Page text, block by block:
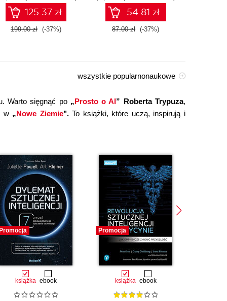
125.37 zł
199.00 zł (-37%)
technologiami OpenAI
dla zwiększenia
produktywności i
kreatywności. Wydanie II
54.81 zł
87.00 zł (-37%)
Warto sięgnąć po „Prosto o AI” Roberta Trypuza,
w „Nowe Ziemie".To książki, które uczą, inspirują i
wszystkie popularnonaukowe
Promocja
książka ebook
Promocja
książka ebook